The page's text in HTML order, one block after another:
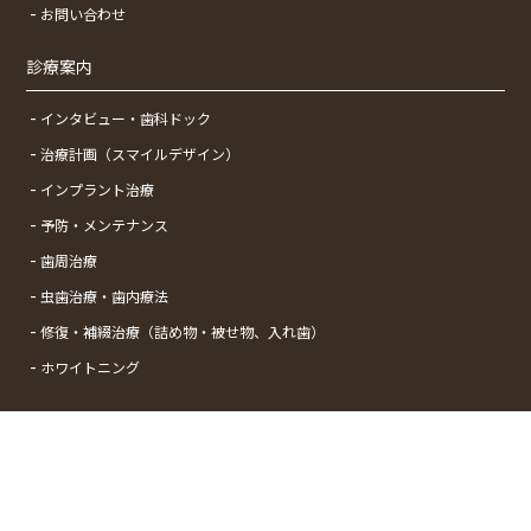
お問い合わせ
診療案内
インタビュー・歯科ドック
治療計画（スマイルデザイン）
インプラント治療
予防・メンテナンス
歯周治療
虫歯治療・歯内療法
修復・補綴治療（詰め物・被せ物、入れ歯）
ホワイトニング